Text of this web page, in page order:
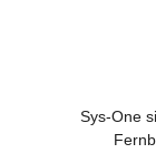
Sys-One